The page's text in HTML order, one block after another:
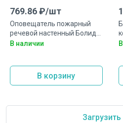
769.86₽/шт
Оповещатель пожарный
речевой настенный Болид
ОПР-С103.1
В наличии
В корзину